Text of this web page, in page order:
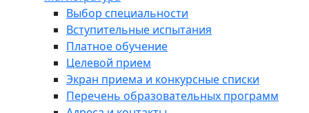
Выбор специальности
Вступительные испытания
Платное обучение
Целевой прием
Экран приема и конкурсные списки
Перечень образовательных программ